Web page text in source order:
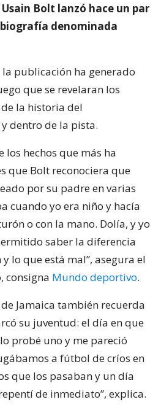
Bolt lanzó hace un par
denominada
la publicación ha generado
que se revelaran los
la historia del
dentro de la pista.
los hechos que más ha
que Bolt reconociera que
por su padre en varias
cuando yo era niño y hacía
o con la mano. Dolía, y yo
saber la diferencia
lo que está mal”, asegura el
consigna Mundo deportivo.
Jamaica también recuerda
su juventud: el día en que
probé uno y me pareció
a fútbol de críos en
que los pasaban y un día
de inmediato”, explica.